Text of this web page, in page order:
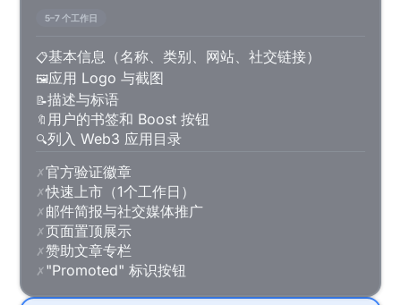
5–7 个工作日
📋基本信息（名称、类别、网站、社交链接）
🖼️应用 Logo 与截图
📝描述与标语
🔖 用户的书签和 Boost 按钮
🔍列入 Web3 应用目录
✗官方验证徽章
✗快速上市（1个工作日）
✗邮件简报与社交媒体推广
✗页面置顶展示
✗赞助文章专栏
✗"Promoted" 标识按钮